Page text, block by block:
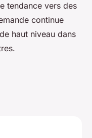
tendance vers des
continue
haut niveau dans